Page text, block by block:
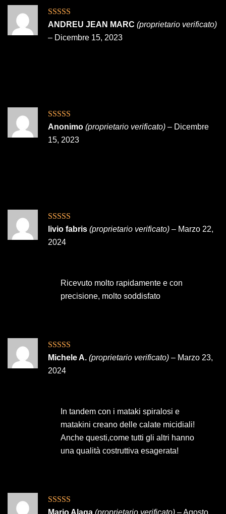
Valutato5 su
5
ANDREU JEAN MARC (proprietario verificato)
– Dicembre 15, 2023
Valutato
3 su 5
Anonimo (proprietario verificato) – Dicembre
15, 2023
Valutato5su
5
livio fabris (proprietario verificato) – Marzo 22,
2024
Ricevuto molto rapidamente e con
precisione, molto soddisfato
Valutato5su
5
Michele A. (proprietario verificato) – Marzo 23,
2024
In tandem con i mataki spiralosi e
matakini creano delle calate micidiali!
Anche questi,come tutti gli altri hanno
una qualità costruttiva esagerata!
Valutato5su
Mario Alaga (proprietario verificato) – Agosto